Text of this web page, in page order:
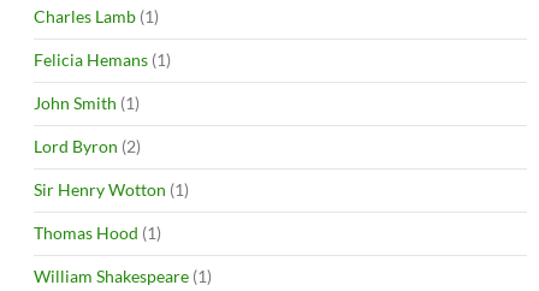
Charles Lamb (1)
Felicia Hemans (1)
John Smith (1)
Lord Byron (2)
Sir Henry Wotton (1)
Thomas Hood (1)
William Shakespeare (1)